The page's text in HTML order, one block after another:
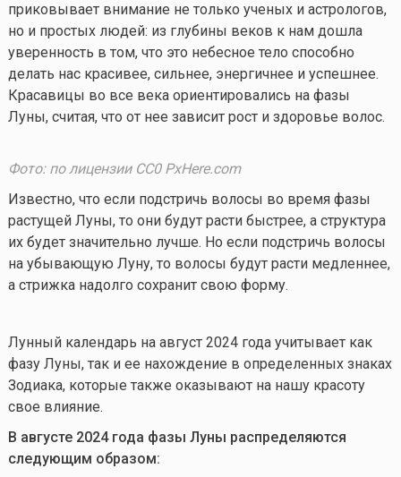
приковывает внимание не только ученых и астрологов,
но и простых людей: из глубины веков к нам дошла
уверенность в том, что это небесное тело способно
делать нас красивее, сильнее, энергичнее и успешнее.
Красавицы во все века ориентировались на фазы
Луны, считая, что от нее зависит рост и здоровье волос.
Фото: по лицензии CC0 PxHere.com
Известно, что если подстричь волосы во время фазы
растущей Луны, то они будут расти быстрее, а структура
их будет значительно лучше. Но если подстричь волосы
на убывающую Луну, то волосы будут расти медленнее,
а стрижка надолго сохранит свою форму.
Лунный календарь на август 2024 года учитывает как
фазу Луны, так и ее нахождение в определенных знаках
Зодиака, которые также оказывают на нашу красоту
свое влияние.
В августе 2024 года фазы Луны распределяются
следующим образом: